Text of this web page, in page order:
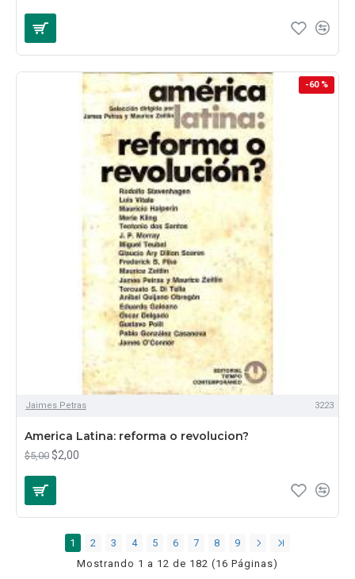
-60 %
Jaimes Petras 3223
America Latina: reforma o revolucion?
$5,00 $2,00
1 2 3 4 5 6 7 8
9
Mostrando 1 a 12 de 182 (16 Páginas)